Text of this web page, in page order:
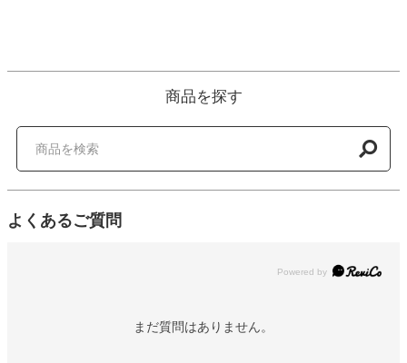
商品を探す
よくあるご質問
Powered by
まだ質問はありません。